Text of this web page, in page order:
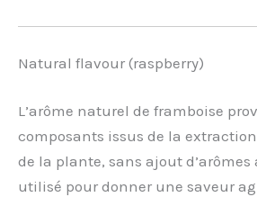
Natural flavour (raspberry)
L’arôme naturel de framboise
composants issus de la
de la plante, sans ajout
utilisé pour donner une saveur